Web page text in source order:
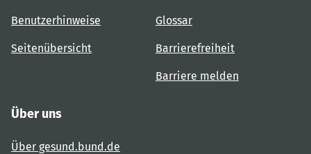
Benutzerhinweise
Seitenübersicht
Glossar
Barrierefreiheit
Barriere melden
Über uns
Über gesund.bund.de